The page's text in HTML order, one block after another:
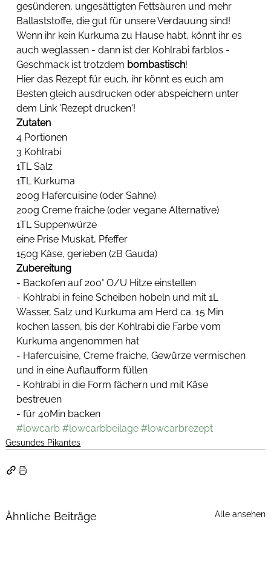
gesünderen, ungesättigten Fettsäuren und mehr
Ballaststoffe, die gut für unsere Verdauung sind!
Wenn ihr kein Kurkuma zu Hause habt, könnt ihr es
auch weglassen - dann ist der Kohlrabi farblos -
Geschmack ist trotzdem bombastisch!
Hier das Rezept für euch, ihr könnt es euch am
Besten gleich ausdrucken oder abspeichern unter
dem Link 'Rezept drucken'!
Zutaten
4 Portionen
3 Kohlrabi
1TL Salz
1TL Kurkuma
200g Hafercuisine (oder Sahne)
200g Creme fraiche (oder vegane Alternative)
1TL Suppenwürze
eine Prise Muskat, Pfeffer
150g Käse, gerieben (zB Gauda)
Zubereitung
- Backofen auf 200° O/U Hitze einstellen
- Kohlrabi in feine Scheiben hobeln und mit 1L
Wasser, Salz und Kurkuma am Herd ca. 15 Min
kochen lassen, bis der Kohlrabi die Farbe vom
Kurkuma angenommen hat
- Hafercuisine, Creme fraiche, Gewürze vermischen
und in eine Auflaufform füllen
- Kohlrabi in die Form fächern und mit Käse
bestreuen
- für 40Min backen
#lowcarb #lowcarbbeilage #lowcarbrezept
Gesundes Pikantes
Ähnliche Beiträge Alle ansehen